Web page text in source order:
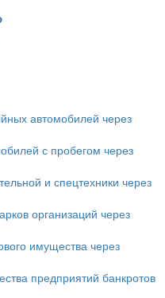
автомобилей через
с пробегом через
и спецтехники через
организаций через
имущества через
предприятий банкротов